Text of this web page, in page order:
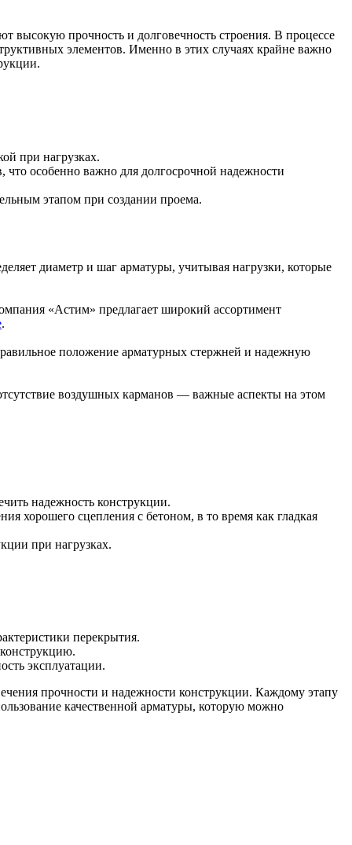
Труба медная
Круг бронзовый (пруток)
Заглушки стальные
Хомуты стальные
Задвижки чугунные
Группы коллекторные
Воздухоотводчики
Труба ВГП
Хомуты стальные
высокую прочность и долговечность строения. В процессе
элементов. Именно в этих случаях крайне важно
при нагрузках.
особенно важно для долгосрочной надежности
этапом при создании проема.
диаметр и шаг арматуры, учитывая нагрузки, которые
«Астим» предлагает широкий ассортимент
.
положение арматурных стержней и надежную
воздушных карманов — важные аспекты на этом
надежность конструкции.
хорошего сцепления с бетоном, в то время как гладкая
при нагрузках.
перекрытия.
эксплуатации.
прочности и надежности конструкции. Каждому этапу
качественной арматуры, которую можно